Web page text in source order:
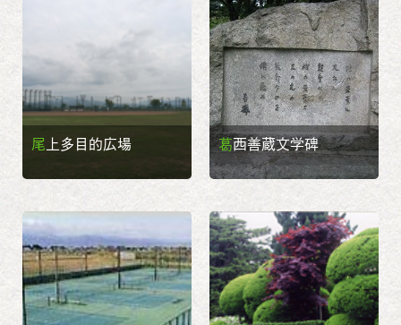
尾上多目的広場 葛西善蔵文学碑